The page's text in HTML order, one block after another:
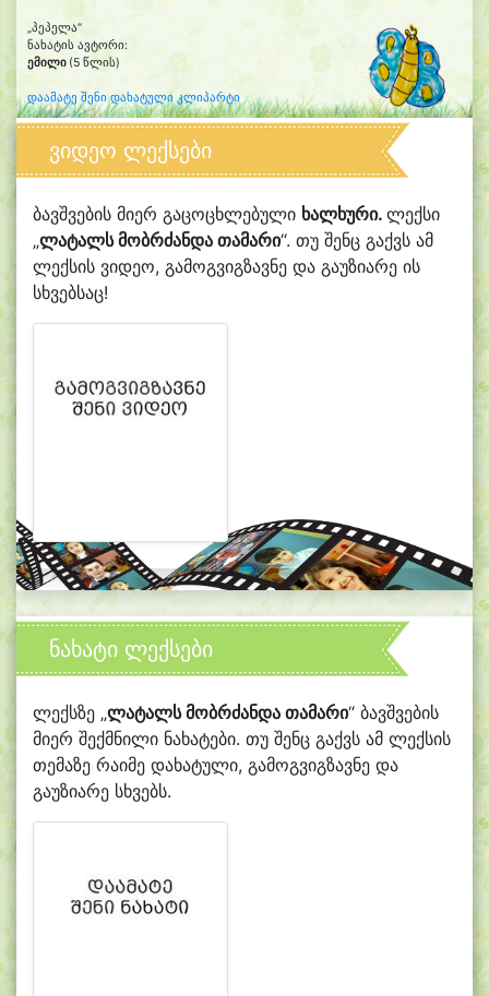
„პეპელა“
ნახატის ავტორი:
ემილი (5 წლის)
დაამატე შენი დახატული კლიპარტი
ვიდეო ლექსები
ბავშვების მიერ გაცოცხლებული ხალხური. ლექსი
„ლატალს მობრძანდა თამარი“. თუ შენც გაქვს ამ
ლექსის ვიდეო, გამოგვიგზავნე და გაუზიარე ის
სხვებსაც!
ნახატი ლექსები
ლექსზე „ლატალს მობრძანდა თამარი“ ბავშვების
მიერ შექმნილი ნახატები. თუ შენც გაქვს ამ ლექსის
თემაზე რაიმე დახატული, გამოგვიგზავნე და
გაუზიარე სხვებს.